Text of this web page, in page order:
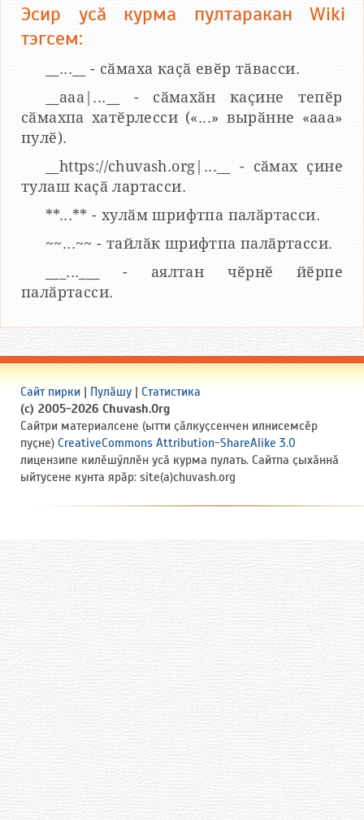
Эсир усӑ курма пултаракан Wiki
тэгсем:
__...__ - сӑмаха каҫӑ евӗр тӑвасси.
__aaa|...__ - сӑмахӑн каҫине тепӗр
сӑмахпа хатӗрлесси («...» вырӑнне «ааа»
пулӗ).
__https://chuvash.org|...__ - сӑмах ҫине
тулаш каҫӑ лартасси.
**...** - хулӑм шрифтпа палӑртасси.
~~...~~ - тайлӑк шрифтпа палӑртасси.
___...___ - аялтан чӗрнӗ йӗрпе
палӑртасси.
Сайт пирки | Пулӑшу | Статистика
(c) 2005-2026 Chuvash.Org
Сайтри материалсене (ытти ҫӑлкуҫсенчен илнисемсӗр
пуҫне) CreativeCommons Attribution-ShareAlike 3.0
лицензипе килӗшӳллӗн усӑ курма пулать. Сайтпа ҫыхӑннӑ
ыйтусене кунта ярӑр: site(a)chuvash.org